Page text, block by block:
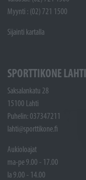
Myynti : (02) 721 1500
Sijainti kartalla
SPORTTIKONE LAHTI
Saksalankatu 28
15100 Lahti
Puhelin: 037347211
lahti@sporttikone.fi
Aukioloajat
ma-pe 9.00 - 17.00
la 9.00 - 14.00